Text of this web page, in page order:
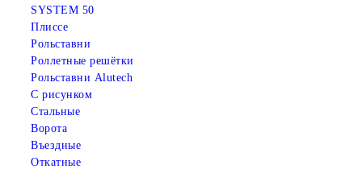
SYSTEM 50
Плиссе
Рольставни
Роллетные решётки
Рольставни Alutech
С рисунком
Стальные
Ворота
Въездные
Откатные